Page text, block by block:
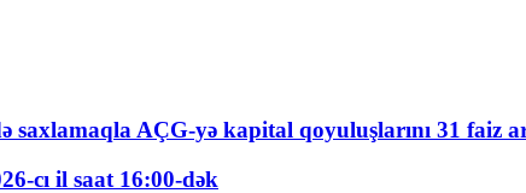
saxlamaqla AÇG-yə kapital qoyuluşlarını 31 faiz
cı il saat 16:00-dək